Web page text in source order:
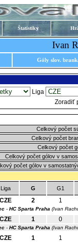
Štatistiky
Ivan
Góly slov.
Liga
Zoradiť
Celkový počet
Celkový počet
Celkový počet
Celkový počet gólov v
počet gólov v
Liga G G1
CZE 2 1
- HC Sparta Praha (Ivan
CZE 1 0
- HC Sparta Praha (Ivan
CZE 1 1